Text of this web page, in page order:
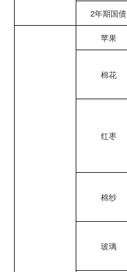
2年期国债
苹果
棉花
红枣
棉纱
玻璃